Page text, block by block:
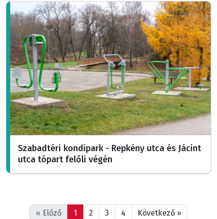
Szabadtéri kondipark - Repkény utca és Jácint
utca tópart felőli végén
« Előző 1 2 3 4 Következő »